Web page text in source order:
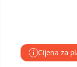
i Cijena za